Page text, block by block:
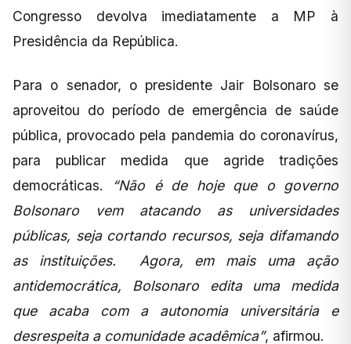
Congresso devolva imediatamente a MP à
Presidência da República.
Para o senador, o presidente Jair Bolsonaro se
aproveitou do período de emergência de saúde
pública, provocado pela pandemia do coronavírus,
para publicar medida que agride tradições
democráticas.
“Não é de hoje que o governo
Bolsonaro vem atacando as universidades
públicas, seja cortando recursos, seja difamando
as instituições. Agora, em mais uma ação
antidemocrática, Bolsonaro edita uma medida
que acaba com a autonomia universitária e
desrespeita a comunidade acadêmica”, afirmou.